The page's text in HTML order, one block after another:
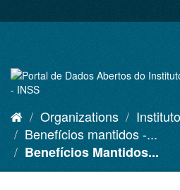
to
Organizations
Benefícios mantidos -...
Benefícios Mantidos...